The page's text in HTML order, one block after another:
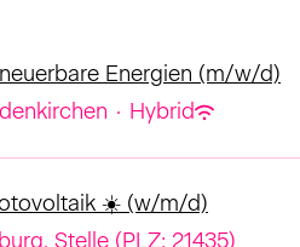
Energien (m/w/d)
· Hybrid
☀️ (w/m/d)
Stelle (PLZ: 21435)